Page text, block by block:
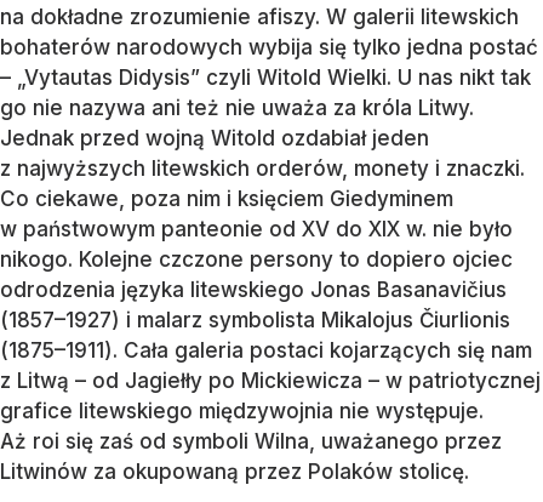
na dokładne zrozumienie afiszy. W galerii litewskich
bohaterów narodowych wybija się tylko jedna postać
– „Vytautas Didysis” czyli Witold Wielki. U nas nikt tak
go nie nazywa ani też nie uważa za króla Litwy.
Jednak przed wojną Witold ozdabiał jeden
z najwyższych litewskich orderów, monety i znaczki.
Co ciekawe, poza nim i księciem Giedyminem
w państwowym panteonie od XV do XIX w. nie było
nikogo. Kolejne czczone persony to dopiero ojciec
odrodzenia języka litewskiego Jonas Basanavičius
(1857–1927) i malarz symbolista Mikalojus Čiurlionis
(1875–1911). Cała galeria postaci kojarzących się nam
z Litwą – od Jagiełły po Mickiewicza – w patriotycznej
grafice litewskiego międzywojnia nie występuje.
Aż roi się zaś od symboli Wilna, uważanego przez
Litwinów za okupowaną przez Polaków stolicę.